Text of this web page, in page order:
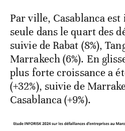
Par ville, Casablanca
seule dans le quart des
suivie de Rabat (8%),
Marrakech (6%). En
plus forte croissance a
(+32%), suivie de
Casablanca (+9%).